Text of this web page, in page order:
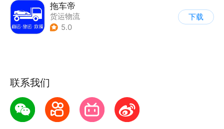
拖车帝
货运物流
5.0
下载
联系我们